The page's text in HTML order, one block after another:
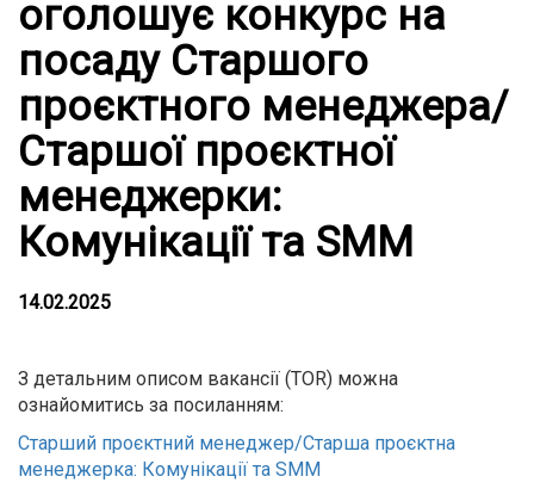
оголошує конкурс на
посаду Старшого
проєктного менеджера/
Старшої проєктної
менеджерки:
Комунікації та SMM
14.02.2025
З детальним описом вакансії (TOR) можна
ознайомитись за посиланням:
Старший проєктний менеджер/Старша проєктна
менеджерка: Комунікації та SMM